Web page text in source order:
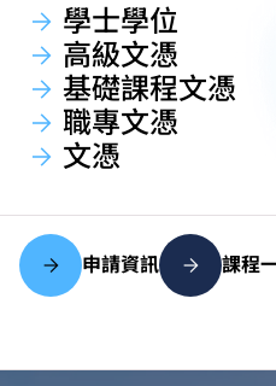
學士學位
高級文憑
基礎課程文憑
職專文憑
文憑
申請資訊 課程